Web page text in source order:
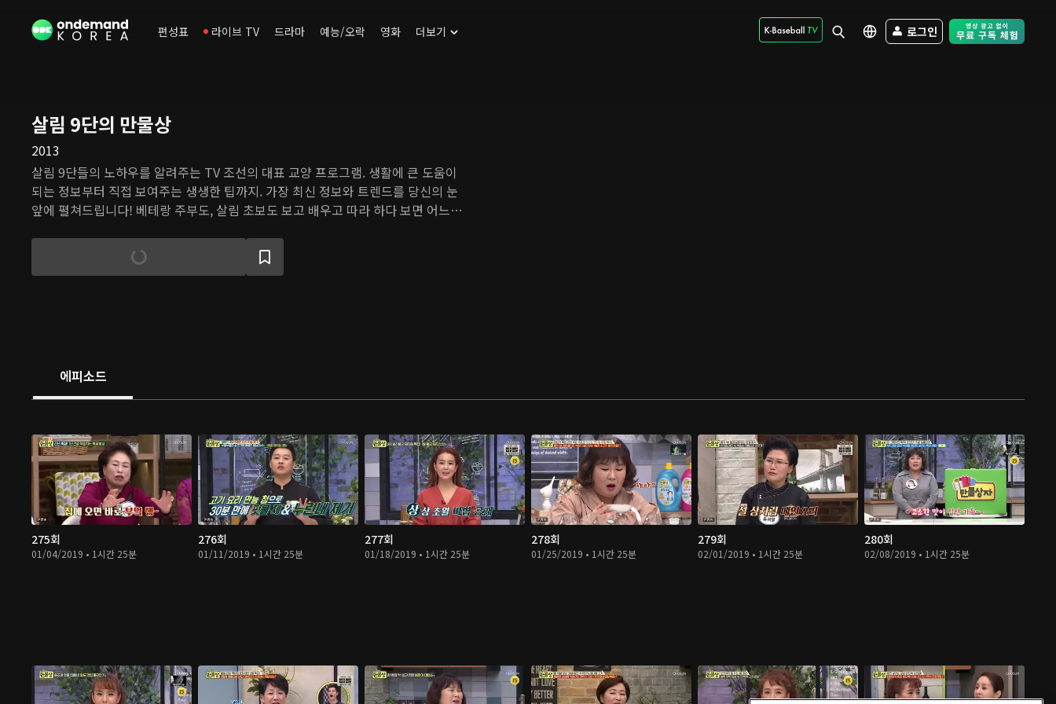
편성표 라이브 TV 드라마 예능/오락 영화 더보기 로그인 Free Trial -
살림 9단의 만물상
2013
살림 9단들의 노하우를 알려주는 TV 조선의 대표 교양 프로그램. 생활에 큰 도움이
되는 정보부터 직접 보여주는 생생한 팁까지. 가장 최신 정보와 트렌드를 당신의 눈
앞에 펼쳐드립니다! 베테랑 주부도, 살림 초보도 보고 배우고 따라 하다 보면 어느새
에피소드
275회
01/04/2019 • 1시간 25분
276회
01/11/2019 • 1시간 25분
277회
01/18/2019 • 1시간 25분
278회
01/25/2019 • 1시간 25분
279회
02/01/2019 • 1시간 25분
280회
02/08/2019 • 1시간 25분